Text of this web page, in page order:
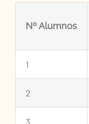
Nº Alumnos
1
2
3